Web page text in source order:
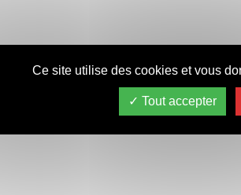
Ce site utilise des cookies et vous
Tout accepter